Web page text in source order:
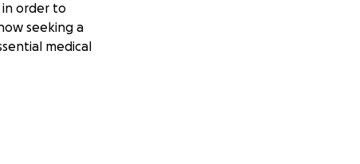
in order to
seeking a
medical
to a